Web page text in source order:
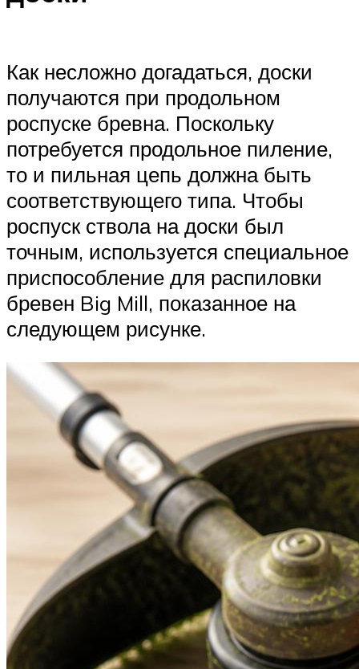
Как несложно догадаться, доски
получаются при продольном
роспуске бревна. Поскольку
потребуется продольное пиление,
то и пильная цепь должна быть
соответствующего типа. Чтобы
роспуск ствола на доски был
точным, используется специальное
приспособление для распиловки
бревен Big Mill, показанное на
следующем рисунке.